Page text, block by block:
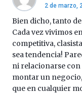
2 de marzo,
Bien dicho, tanto
Cada vez vivimos
competitiva,
sea tendencia!
ni relacionarse
montar un
que en cualquier